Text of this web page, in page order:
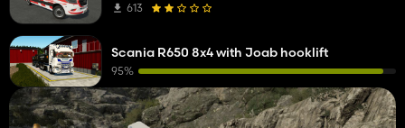
613
Scania R650 8x4 with Joab hooklift
95%